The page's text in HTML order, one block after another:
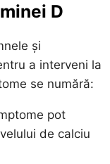
D
și
a interveni la
se numără:
pot
de calciu